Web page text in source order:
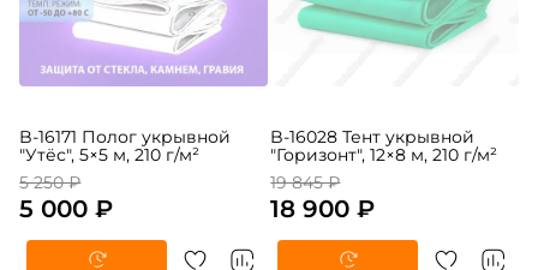
B-16171 Полог укрывной
"Утёс", 5×5 м, 210 г/м²
5 250 ₽
5 000 ₽
B-16028 Тент укрывной
"Горизонт", 12×8 м, 210 г/м²
19 845 ₽
18 900 ₽